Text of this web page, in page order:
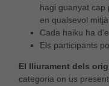
hagi guanyat cap
en qualsevol
Cada haiku ha
Els participants
El lliurament dels
categoria on us